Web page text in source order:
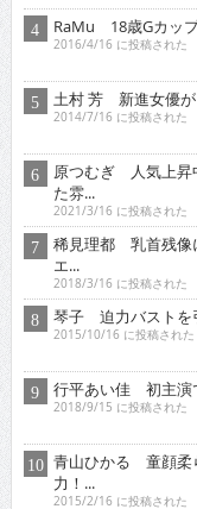
原つむぎ 人気上昇
た雰...
稀見理都 乳首残像
エ...
琴子 迫力バストを
2015/10/16 に投稿された
行平あい佳 初主演
2018/9/15 に投稿された
青山ひかる 童顔柔
力！...
東京03 シ
2017/11/16 に